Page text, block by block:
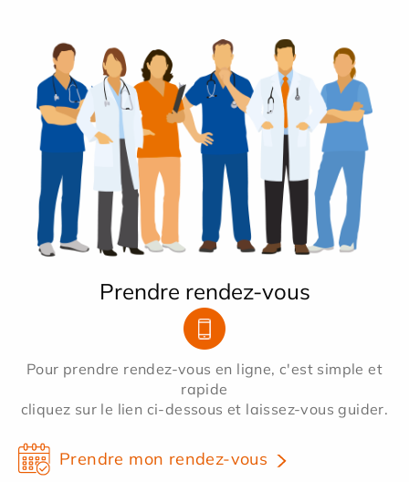
Prendre rendez-vous
Pour prendre rendez-vous en ligne, c'est simple et
rapide
cliquez sur le lien ci-dessous et laissez-vous guider.
Prendre mon rendez-vous